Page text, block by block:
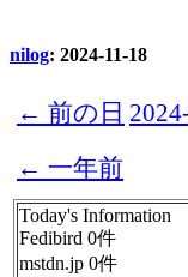
nilog: 2024-11-18
← 前の日
← 一年前
Today's Information
Fedibird 0件
mstdn.jp 0件